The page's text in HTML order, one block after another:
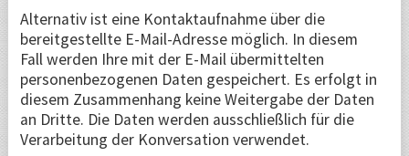
Alternativ ist eine Kontaktaufnahme über die
bereitgestellte E-Mail-Adresse möglich. In diesem
Fall werden Ihre mit der E-Mail übermittelten
personenbezogenen Daten gespeichert. Es erfolgt in
diesem Zusammenhang keine Weitergabe der Daten
an Dritte. Die Daten werden ausschließlich für die
Verarbeitung der Konversation verwendet.